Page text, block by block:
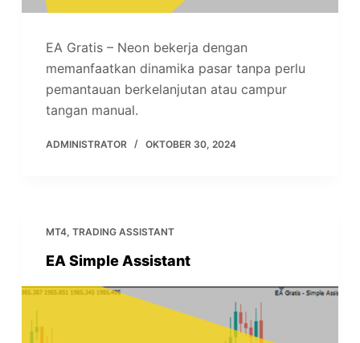
EA Gratis – Neon bekerja dengan
memanfaatkan dinamika pasar tanpa perlu
pemantauan berkelanjutan atau campur
tangan manual.
ADMINISTRATOR OKTOBER 30, 2024
MT4, TRADING ASSISTANT
EA Simple Assistant